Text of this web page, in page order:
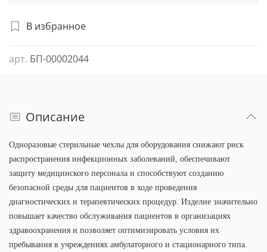
В избранное
арт. БП-00002044
Описание
Одноразовые стерильные чехлы для оборудования снижают риск
распространения инфекционных заболеваний, обеспечивают
защиту медицинского персонала и способствуют созданию
безопасной среды для пациентов в ходе проведения
диагностических и терапевтических процедур. Изделие значительно
повышает качество обслуживания пациентов в организациях
здравоохранения и позволяет оптимизировать условия их
пребывания в учреждениях амбулаторного и стационарного типа.